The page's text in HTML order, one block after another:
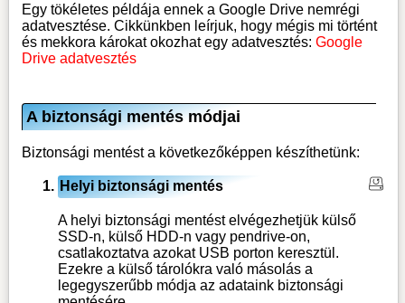
Egy tökéletes példája ennek a Google Drive nemrégi
adatvesztése. Cikkünkben leírjuk, hogy mégis mi történt
és mekkora károkat okozhat egy adatvesztés:Google
Drive adatvesztés
A biztonsági mentés módjai
Biztonsági mentést a következőképpen készíthetünk:
Helyi biztonsági mentés
A helyi biztonsági mentést elvégezhetjük külső
SSD-n, külső HDD-n vagy pendrive-on,
csatlakoztatva azokat USB porton keresztül.
Ezekre a külső tárolókra való másolás a
legegyszerűbb módja az adataink biztonsági